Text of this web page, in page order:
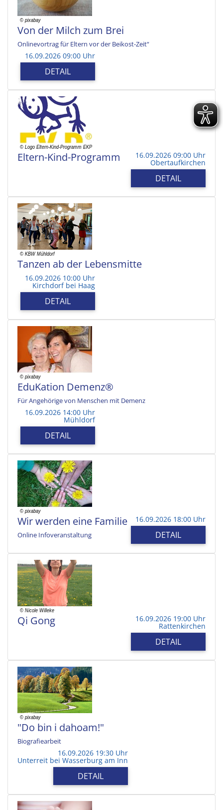
Von der Milch zum Brei
Onlinevortrag für Eltern vor der Beikost-Zeit“
16.09.2026 09:00 Uhr
DETAIL
Eltern-Kind-Programm 16.09.2026 09:00 Uhr
Obertaufkirchen
DETAIL
Tanzen ab der Lebensmitte
16.09.2026 10:00 Uhr
Kirchdorf bei Haag
DETAIL
EduKation Demenz®
Für Angehörige von Menschen mit Demenz
16.09.2026 14:00 Uhr
Mühldorf
DETAIL
Wir werden eine Familie
Online Infoveranstaltung
16.09.2026 18:00 Uhr
DETAIL
Qi Gong 16.09.2026 19:00 Uhr
Rattenkirchen
DETAIL
"Do bin i dahoam!"
Biografiearbeit
16.09.2026 19:30 Uhr
Unterreit bei Wasserburg am Inn
DETAIL